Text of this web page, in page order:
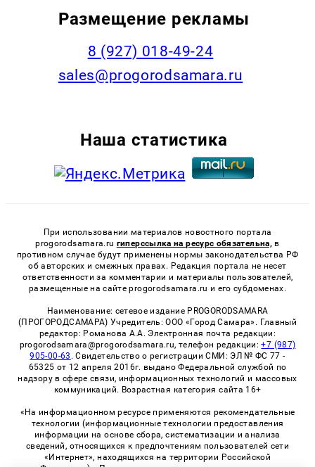
Размещение рекламы
8 (927) 018-49-24
sales@progorodsamara.ru
Наша статистика
При использовании материалов новостного портала
progorodsamara.ru гиперссылка на ресурс обязательна, в
противном случае будут применены нормы законодательства РФ
об авторских и смежных правах. Редакция портала не несет
ответственности за комментарии и материалы пользователей,
размещенные на сайте progorodsamara.ru и его субдоменах.
Наименование: сетевое издание PROGORODSAMARA
(ПРОГОРОДСАМАРА) Учредитель: ООО «Город Самара». Главный
редактор: Романова А.А. Электронная почта редакции:
progorodsamara@progorodsamara.ru, телефон редакции:+7 (987)
905-00-63 . Свидетельство о регистрации СМИ: ЭЛ № ФС 77 -
65325 от 12 апреля 2016г. выдано Федеральной службой по
надзору в сфере связи, информационных технологий и массовых
коммуникаций. Возрастная категория сайта 16+
«На информационном ресурсе применяются рекомендательные
технологии (информационные технологии предоставления
информации на основе сбора, систематизации и анализа
сведений, относящихся к предпочтениям пользователей сети
«Интернет», находящихся на территории Российской